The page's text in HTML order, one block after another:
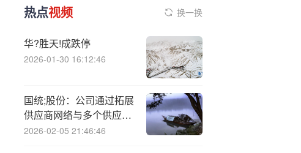
热点视频 换一换
华?胜天!成跌停
2026-01-30 16:12:46
国统;股份：公司通过拓展
供应商网络与多个供应商
建立合作关系
2026-02-05 21:46:46